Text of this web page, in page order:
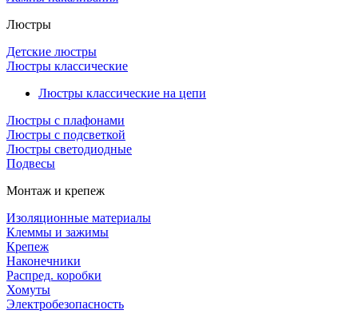
Люстры
Детские люстры
Люстры классические
Люстры классические на цепи
Люстры с плафонами
Люстры с подсветкой
Люстры светодиодные
Подвесы
Монтаж и крепеж
Изоляционные материалы
Клеммы и зажимы
Крепеж
Наконечники
Распред. коробки
Хомуты
Электробезопасность